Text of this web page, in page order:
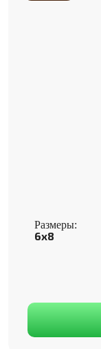
Размеры:
6x8